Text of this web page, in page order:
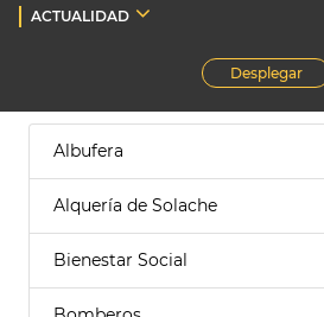
ACTUALIDAD
Desplegar
Albufera
Alquería de Solache
Bienestar Social